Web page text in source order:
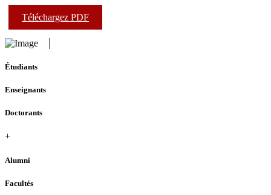
Téléchargez PDF
Étudiants
Enseignants
Doctorants
+
Alumni
Facultés